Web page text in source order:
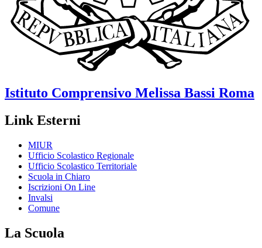
Istituto Comprensivo Melissa Bassi Roma
Link Esterni
MIUR
Ufficio Scolastico Regionale
Ufficio Scolastico Territoriale
Scuola in Chiaro
Iscrizioni On Line
Invalsi
Comune
La Scuola